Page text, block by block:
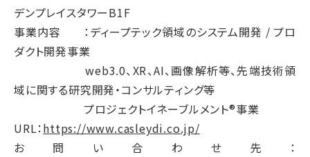
デンプレイスタワーB1F
事業内容 ：ディープテック領域のシステム開発 / プロ
ダクト開発事業
web3.0、XR、AI、画像解析等、先端技術領
域に関する研究開発・コンサルティング等
プロジェクトイネーブルメント®事業
URL：https://www.casleydi.co.jp/
お問い合わせ先：